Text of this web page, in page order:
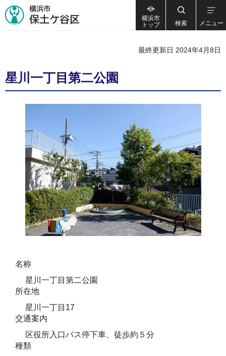
横浜市
トップ
検索 メニュー
最終更新日 2024年4月8日
星川一丁目第二公園
名称
星川一丁目第二公園
所在地
星川一丁目17
交通案内
区役所入口バス停下車、徒歩約５分
種類